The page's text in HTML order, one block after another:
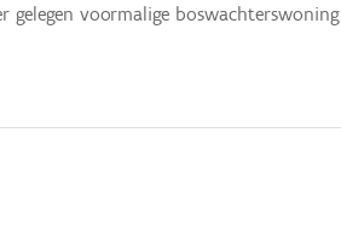
gelegen voormalige boswachterswoning